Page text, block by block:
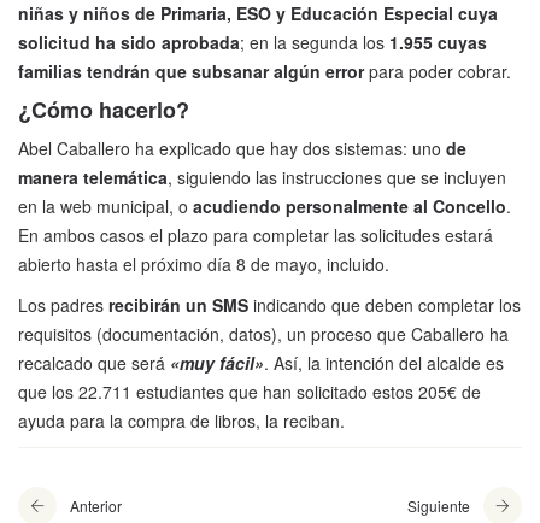
niñas y niños de Primaria, ESO y Educación Especial cuya
solicitud ha sido aprobada; en la segunda los 1.955 cuyas
familias tendrán que subsanar algún errorpara poder cobrar.
¿Cómo hacerlo?
Abel Caballero ha explicado que hay dos sistemas: uno de
manera telemática, siguiendo las instrucciones que se incluyen
en la web municipal, o acudiendo personalmente al Concello.
En ambos casos el plazo para completar las solicitudes estará
abierto hasta el próximo día 8 de mayo, incluido.
Los padres recibirán un SMS indicando que deben completar los
requisitos (documentación, datos), un proceso que Caballero ha
recalcado que será «muy fácil». Así, la intención del alcalde es
que los 22.711 estudiantes que han solicitado estos 205€ de
ayuda para la compra de libros, la reciban.
Anterior Siguiente